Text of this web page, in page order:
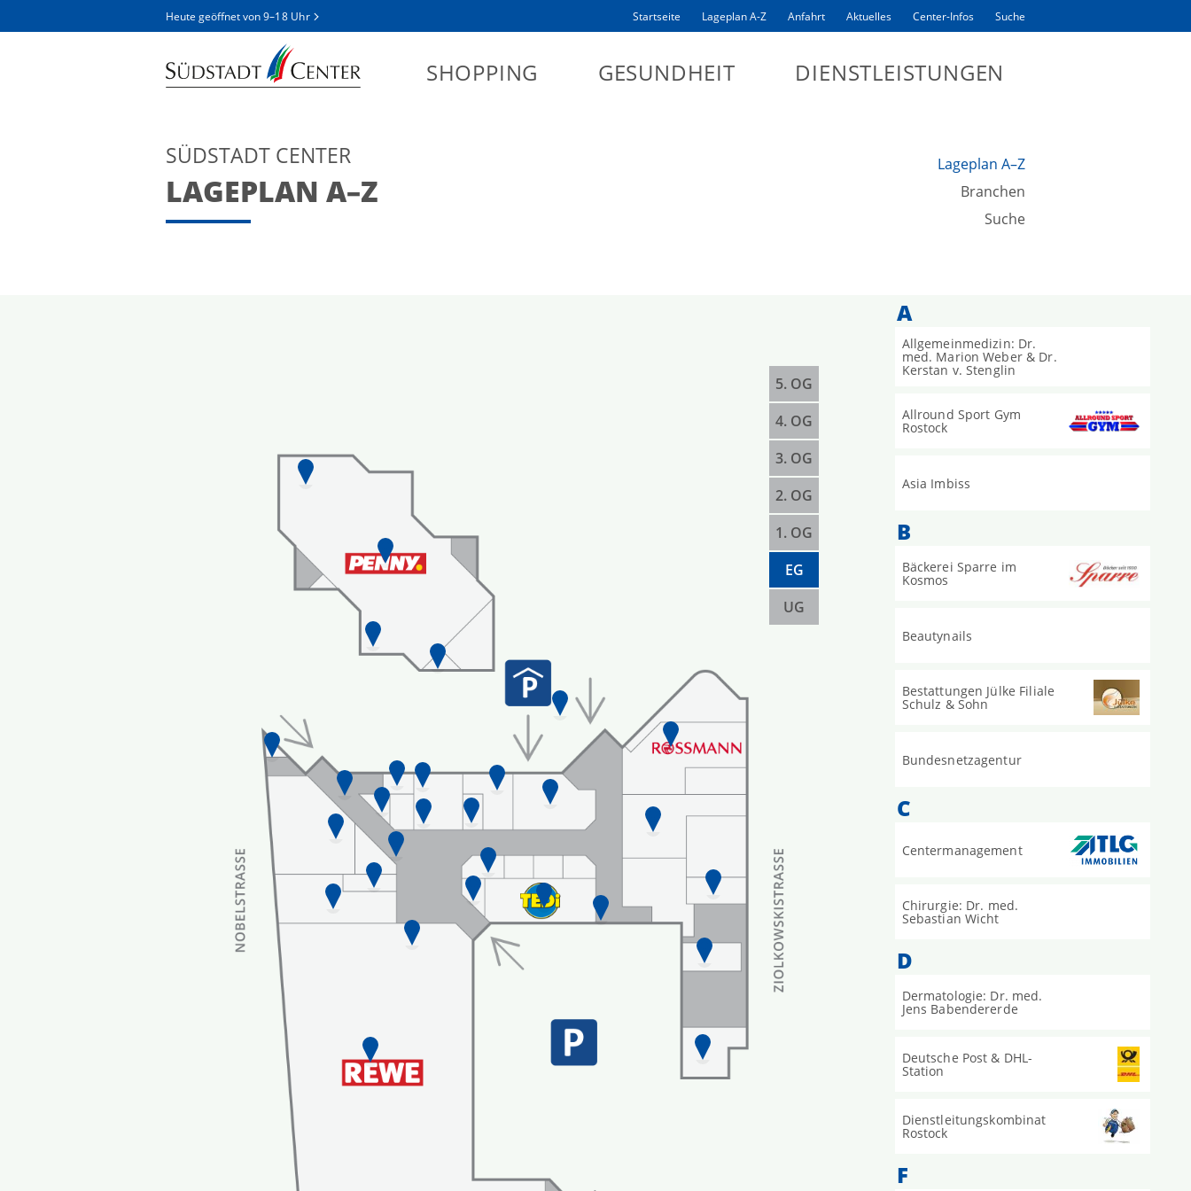
Heute geöffnet von9–18 Uhr Startseite Lageplan A-Z Anfahrt Aktuelles Center-Infos Suche
SHOPPING GESUNDHEIT DIENSTLEISTUNGEN
Lageplan A–Z
Branchen
Suche
SÜDSTADT CENTER
LAGEPLAN A–Z
5. OG
4. OG
3. OG
2. OG
1. OG
EG
UG
A
Allgemeinmedizin: Dr.
med. Marion Weber & Dr.
Kerstan v. Stenglin
Allround Sport Gym
Rostock
Asia Imbiss
B
Bäckerei Sparre im
Kosmos
Beautynails
Bestattungen Jülke Filiale
Schulz & Sohn
Bundesnetzagentur
C
Centermanagement
Chirurgie: Dr. med.
Sebastian Wicht
D
Dermatologie: Dr. med.
Jens Babendererde
Deutsche Post & DHL-
Station
Dienstleitungskombinat
Rostock
F